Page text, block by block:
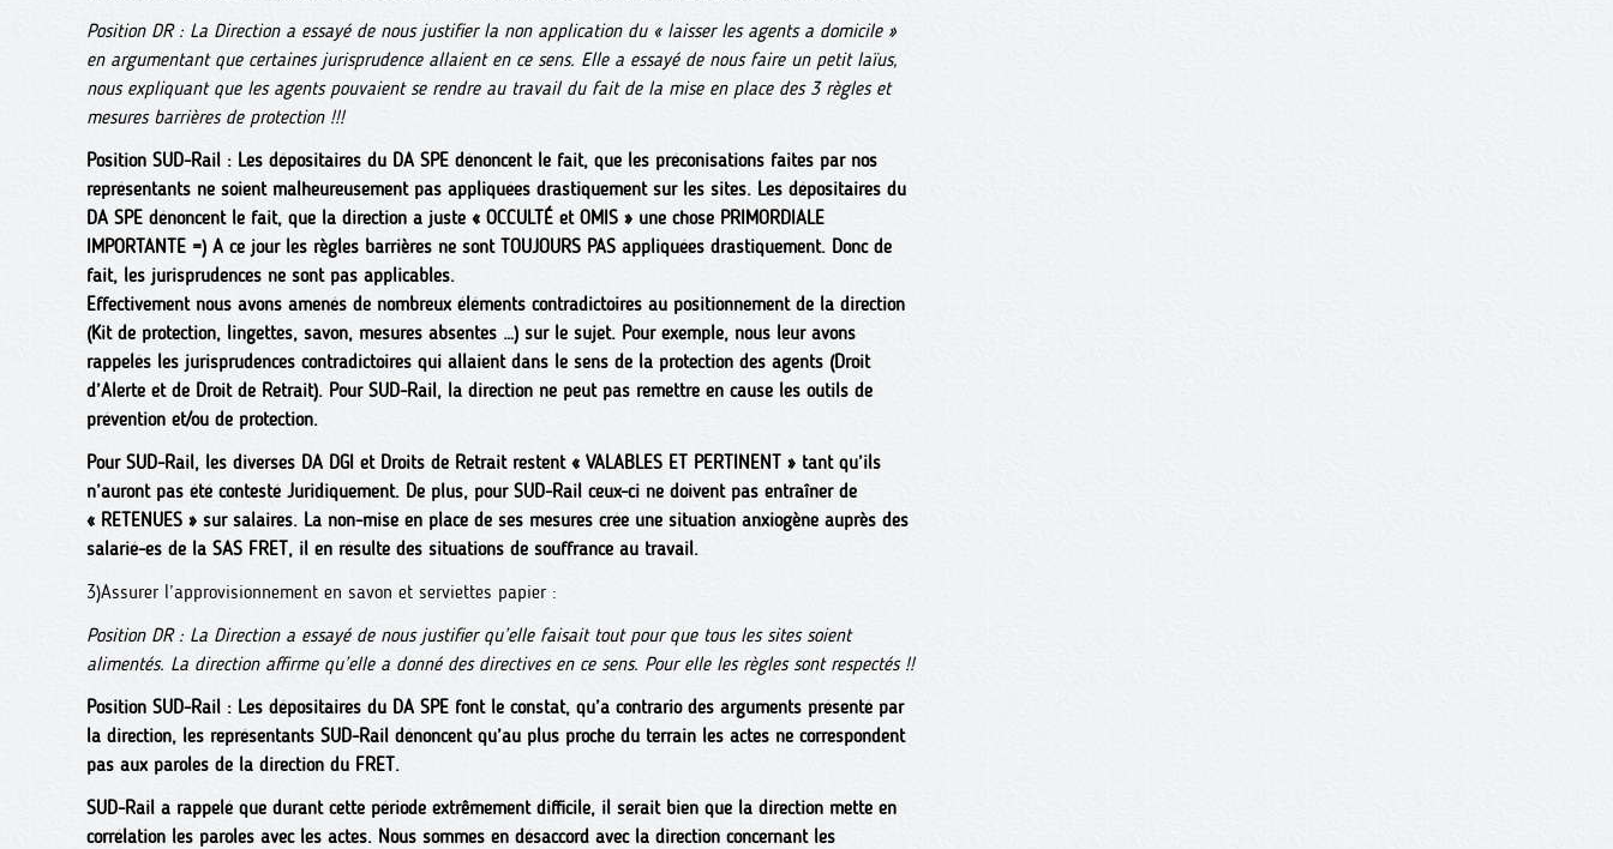
Position DR : La Direction a essayé de nous justifier la non application du « laisser les agents a domicile »
en argumentant que certaines jurisprudence allaient en ce sens. Elle a essayé de nous faire un petit laïus,
nous expliquant que les agents pouvaient se rendre au travail du fait de la mise en place des 3 règles et
mesures barrières de protection !!!
Position SUD-Rail : Les dépositaires du DA SPE dénoncent le fait, que les préconisations faites par nos
représentants ne soient malheureusement pas appliquées drastiquement sur les sites. Les dépositaires du
DA SPE dénoncent le fait, que la direction a juste « OCCULTÉ et OMIS » une chose PRIMORDIALE
IMPORTANTE =) A ce jour les règles barrières ne sont TOUJOURS PAS appliquées drastiquement. Donc de
fait, les jurisprudences ne sont pas applicables.
Effectivement nous avons amenés de nombreux éléments contradictoires au positionnement de la direction
(Kit de protection, lingettes, savon, mesures absentes …) sur le sujet. Pour exemple, nous leur avons
rappelés les jurisprudences contradictoires qui allaient dans le sens de la protection des agents (Droit
d’Alerte et de Droit de Retrait). Pour SUD-Rail, la direction ne peut pas remettre en cause les outils de
prévention et/ou de protection.
Pour SUD-Rail, les diverses DA DGI et Droits de Retrait restent « VALABLES ET PERTINENT » tant qu’ils
n’auront pas été contesté Juridiquement. De plus, pour SUD-Rail ceux-ci ne doivent pas entraîner de
« RETENUES » sur salaires. La non-mise en place de ses mesures crée une situation anxiogène auprès des
salarié-es de la SAS FRET, il en résulte des situations de souffrance au travail.
3)Assurer l’approvisionnement en savon et serviettes papier :
Position DR : La Direction a essayé de nous justifier qu’elle faisait tout pour que tous les sites soient
alimentés. La direction affirme qu’elle a donné des directives en ce sens. Pour elle les règles sont respectés !!
Position SUD-Rail : Les dépositaires du DA SPE font le constat, qu’a contrario des arguments présenté par
la direction, les représentants SUD-Rail dénoncent qu’au plus proche du terrain les actes ne correspondent
pas aux paroles de la direction du FRET.
SUD-Rail a rappelé que durant cette période extrêmement difficile, il serait bien que la direction mette en
corrélation les paroles avec les actes. Nous sommes en désaccord avec la direction concernant les